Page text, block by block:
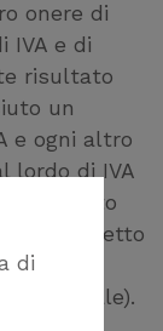
di
onere di
IVA e di
risultato
un
e ogni altro
lordo di IVA
(al netto
a €